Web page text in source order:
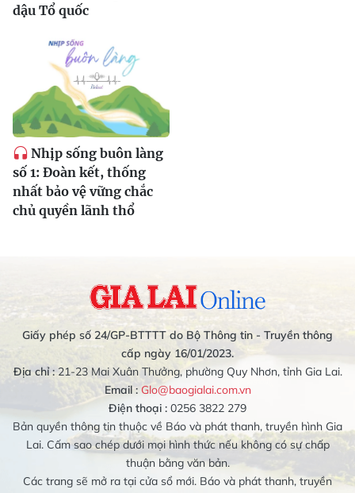
dậu Tổ quốc
Nhịp sống buôn làng
số 1: Đoàn kết, thống
nhất bảo vệ vững chắc
chủ quyền lãnh thổ
Giấy phép số 24/GP-BTTTT do Bộ Thông tin - Truyền thông
cấp ngày 16/01/2023.
Địa chỉ :21-23 Mai Xuân Thưởng, phường Quy Nhơn, tỉnh Gia Lai.
Email : Glo@baogialai.com.vn
Điện thoại : 0256 3822 279
Bản quyền thông tin thuộc về Báo và phát thanh, truyền hình Gia
Lai. Cấm sao chép dưới mọi hình thức nếu không có sự chấp
thuận bằng văn bản.
Các trang sẽ mở ra tại cửa sổ mới. Báo và phát thanh, truyền